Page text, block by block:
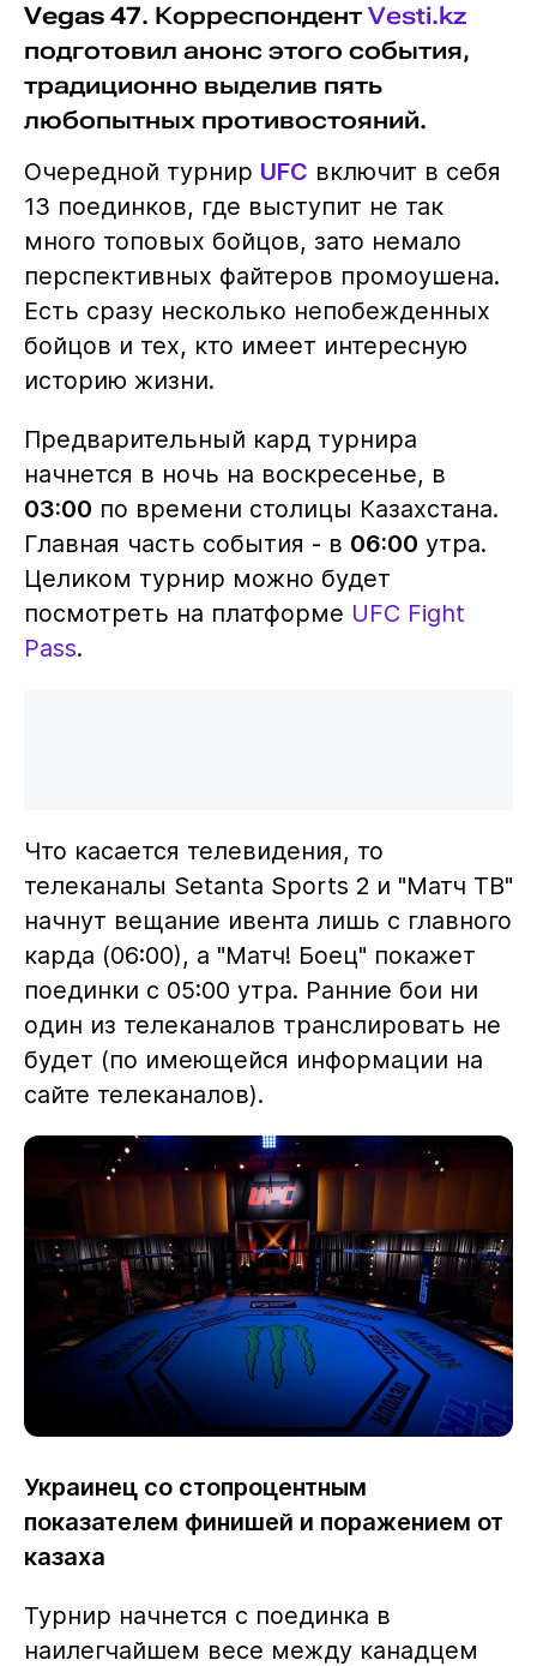
Vegas 47. Корреспондент Vesti.kz
подготовил анонс этого события,
традиционно выделив пять
любопытных противостояний.
Очередной турнир UFC включит в себя
13 поединков, где выступит не так
много топовых бойцов, зато немало
перспективных файтеров промоушена.
Есть сразу несколько непобежденных
бойцов и тех, кто имеет интересную
историю жизни.
Предварительный кард турнира
начнется в ночь на воскресенье, в
03:00 по времени столицы Казахстана.
Главная часть события - в 06:00 утра.
Целиком турнир можно будет
посмотреть на платформе UFC Fight
Pass.
Что касается телевидения, то
телеканалы Setanta Sports 2 и "Матч ТВ"
начнут вещание ивента лишь с главного
карда (06:00), а "Матч! Боец" покажет
поединки с 05:00 утра. Ранние бои ни
один из телеканалов транслировать не
будет (по имеющейся информации на
сайте телеканалов).
Украинец со стопроцентным
показателем финишей и поражением от
казаха
Турнир начнется с поединка в
наилегчайшем весе между канадцем